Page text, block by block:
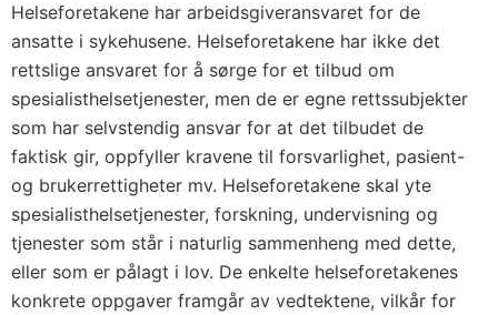
Helseforetakene har arbeidsgiveransvaret for de
ansatte i sykehusene. Helseforetakene har ikke det
rettslige ansvaret for å sørge for et tilbud om
spesialisthelsetjenester, men de er egne rettssubjekter
som har selvstendig ansvar for at det tilbudet de
faktisk gir, oppfyller kravene til forsvarlighet, pasient-
og brukerrettigheter mv. Helseforetakene skal yte
spesialisthelsetjenester, forskning, undervisning og
tjenester som står i naturlig sammenheng med dette,
eller som er pålagt i lov. De enkelte helseforetakenes
konkrete oppgaver framgår av vedtektene, vilkår for